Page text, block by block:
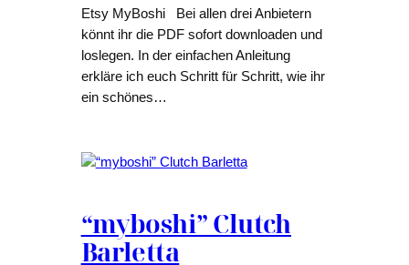
Etsy MyBoshi Bei allen drei Anbietern
könnt ihr die PDF sofort downloaden und
loslegen. In der einfachen Anleitung
erkläre ich euch Schritt für Schritt, wie ihr
ein schönes…
“myboshi” Clutch
Barletta